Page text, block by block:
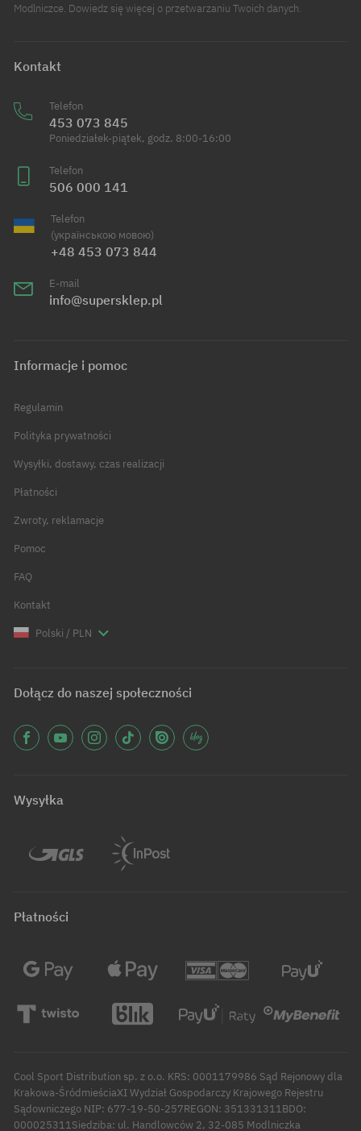
Modlniczce. Dowiedz się więcej o przetwarzaniu Twoich danych.
Kontakt
Telefon
453 073 845
Poniedziałek-piątek, godz. 8:00-16:00
Telefon
506 000 141
Telefon
(українською мовою)
+48 453 073 844
E-mail
info@supersklep.pl
Informacje i pomoc
Regulamin
Polityka prywatności
Wysyłki, dostawy, czas realizacji
Płatności
Zwroty, reklamacje
Pomoc
FAQ
Kontakt
Polski / PLN
Dołącz do naszej społeczności
Wysyłka
Płatności
Cool Sport Distribution sp. z o.o. KRS: 0001179986 Sąd Rejonowy dla
Krakowa-ŚródmieściaXI Wydział Gospodarczy Krajowego Rejestru
Sądowniczego NIP: 677-19-50-257REGON: 351331311BDO:
000025311Siedziba: ul. Handlowców 2, 32-085 Modlniczka